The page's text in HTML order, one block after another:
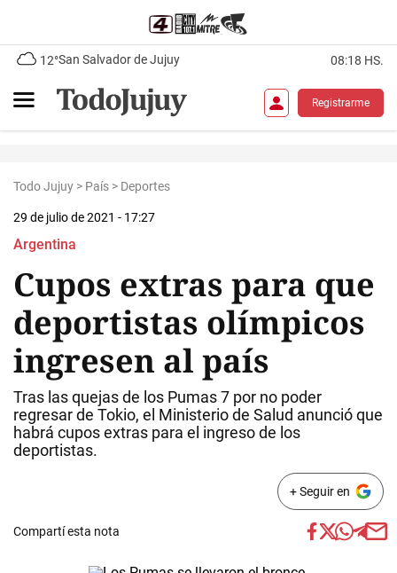
12°San Salvador de Jujuy 08:18 HS.
Registrarme
Todo Jujuy > País > Deportes
29 de julio de 2021 - 17:27
Argentina
Cupos extras para que
deportistas olímpicos
ingresen al país
Tras las quejas de los Pumas 7 por no poder
regresar de Tokio, el Ministerio de Salud anunció que
habrá cupos extras para el ingreso de los
deportistas.
+ Seguir en
Compartí esta nota